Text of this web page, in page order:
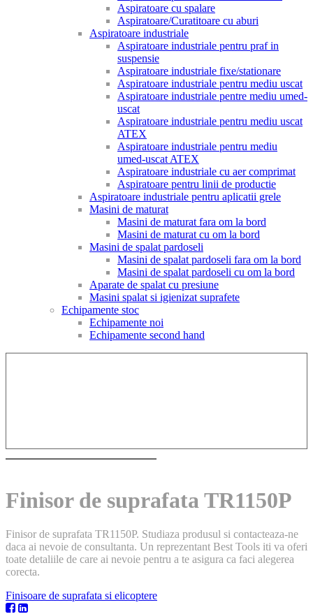
Aspiratoare cu spalare
Aspiratoare/Curatitoare cu aburi
Aspiratoare industriale
Aspiratoare industriale pentru praf in
suspensie
Aspiratoare industriale fixe/stationare
Aspiratoare industriale pentru mediu uscat
Aspiratoare industriale pentre mediu umed-
uscat
Aspiratoare industriale pentru mediu uscat
ATEX
Aspiratoare industriale pentru mediu
umed-uscat ATEX
Aspiratoare industriale cu aer comprimat
Aspiratoare pentru linii de productie
Aspiratoare industriale pentru aplicatii grele
Masini de maturat
Masini de maturat fara om la bord
Masini de maturat cu om la bord
Masini de spalat pardoseli
Masini de spalat pardoseli fara om la bord
Masini de spalat pardoseli cu om la bord
Aparate de spalat cu presiune
Masini spalat si igienizat suprafete
Echipamente stoc
Echipamente noi
Echipamente second hand
Finisor de suprafata TR1150P
Finisor de suprafata TR1150P. Studiaza produsul si contacteaza-ne
daca ai nevoie de consultanta. Un reprezentant Best Tools iti va oferi
toate detaliile de care ai nevoie pentru a te asigura ca faci alegerea
corecta.
Finisoare de suprafata si elicoptere